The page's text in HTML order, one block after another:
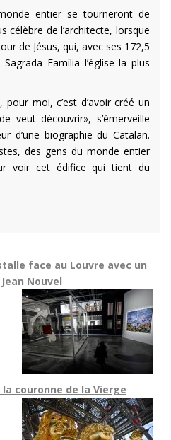
entier se tourneront de
célèbre de l’architecte, lorsque
de Jésus, qui, avec ses 172,5
Família l’église la plus
moi, c’est d’avoir créé un
veut découvrir», s’émerveille
d’une biographie du Catalan.
des gens du monde entier
voir cet édifice qui tient du
face au Louvre avec un
Nouvel
couronne de la Vierge